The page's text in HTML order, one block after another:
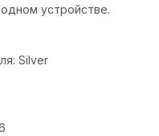
устройстве.
Silver